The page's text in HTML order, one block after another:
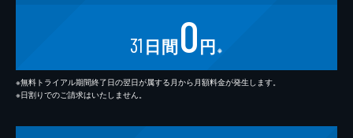
31 日間0円 ※
※無料トライアル期間終了日の翌日が属する月から月額料金が発生します。
※日割りでのご請求はいたしません。